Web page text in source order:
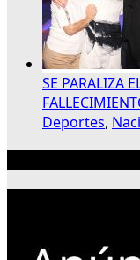
SE PARALIZA
Deportes,